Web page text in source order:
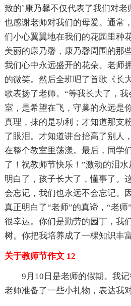
致的`康乃馨不仅代表了我们对老
也感谢老师对我们的母爱。通常
们小心翼翼地在我们的花园里种
美丽的康乃馨，康乃馨周围的那
我们心中永远盛开的花朵。老师
的微笑。然后全班唱了首歌《长
歌表扬了老师。“等我长大了，
室，是希望在飞，守巢的永远是
真理，抹的是功利；才知道那支
了眼泪。才知道讲台抬高了别
在整个教室里荡漾。最后，同学
了！祝教师节快乐！”激动的泪
明白了，孩子长大了，懂事了。
会忘记，我们也永远不会忘记。
真正明白了“老师”的真谛，“老
很幸运。你们是勤劳的园丁，我
树。你把我培养成了一棵知识丰
关于教师节作文 12
9月10日是老师的假期。我记
老师准备了一些小礼物，表达我